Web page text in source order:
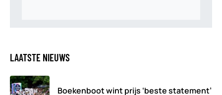
LAATSTE NIEUWS
Boekenboot wint prijs ‘beste statement’